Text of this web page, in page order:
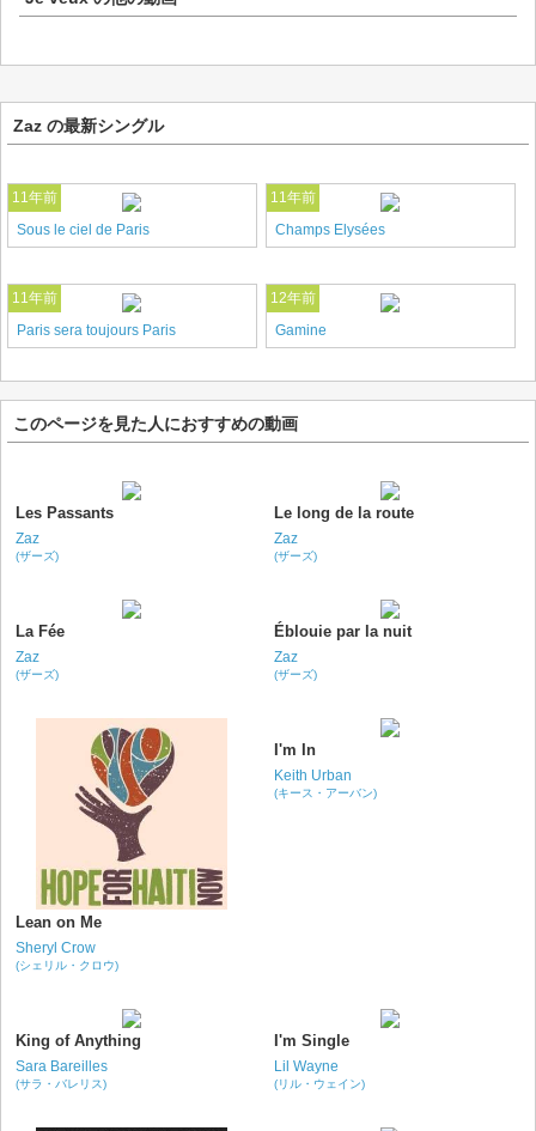
Zaz の最新シングル
11年前
Sous le ciel de Paris
11年前
Champs Elysées
11年前
Paris sera toujours Paris
12年前
Gamine
このページを見た人におすすめの動画
Les Passants
Zaz
(ザーズ)
Le long de la route
Zaz
(ザーズ)
La Fée
Zaz
(ザーズ)
Éblouie par la nuit
Zaz
(ザーズ)
Lean on Me
Sheryl Crow
(シェリル・クロウ)
I'm In
Keith Urban
(キース・アーバン)
King of Anything
Sara Bareilles
(サラ・バレリス)
I'm Single
Lil Wayne
(リル・ウェイン)